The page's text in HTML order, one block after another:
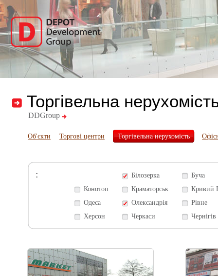
Торгівельна
DDGroup
Об'єкти Торгові центри Торгівельна нерухомість
: Білозерка
Буча
Конотоп
Краматорськ
Кривий
Одеса
Олександрія
Рівне
Херсон
Черкаси Чернігів